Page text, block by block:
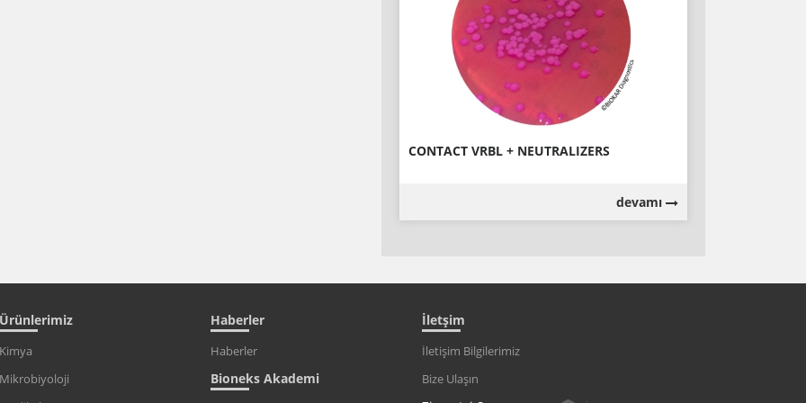
CONTACT VRBL + NEUTRALIZERS
devamı
Ürünlerimiz
Kimya
Mikrobiyoloji
Haberler
Haberler
Bioneks Akademi
İletşim
İletişim Bilgilerimiz
Bize Ulaşın